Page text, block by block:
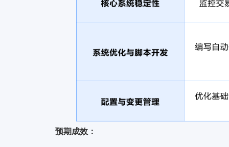
预期成效：